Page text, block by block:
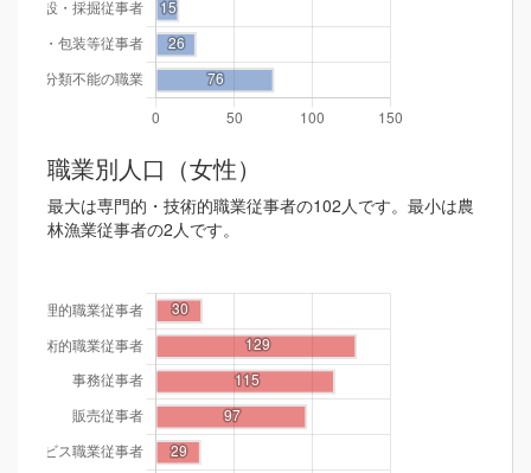
職業別人口（女性）
最大は専門的・技術的職業従事者の102人です。最小は農
林漁業従事者の2人です。